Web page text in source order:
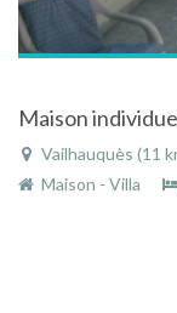
Vailhauquès (11
Maison - Villa